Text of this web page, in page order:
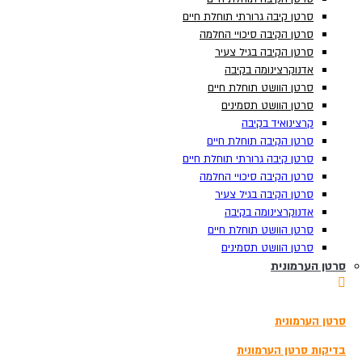
סרטן קיבה גרורתי תוחלת חיים
סרטן הקיבה סיכויי החלמה
סרטן הקיבה בגיל צעיר
אדנוקרצינומה בקיבה
סרטן הוושט תוחלת חיים
סרטן הוושט תסמינים
קרצינואיד בקיבה
סרטן הקיבה תוחלת חיים
סרטן קיבה גרורתי תוחלת חיים
סרטן הקיבה סיכויי החלמה
סרטן הקיבה בגיל צעיר
אדנוקרצינומה בקיבה
סרטן הוושט תוחלת חיים
סרטן הוושט תסמינים
סרטן הערמונית
סרטן הערמונית
בדיקות סרטן הערמונית
תוצאות
צפה בכל התוצאות
הזמנת בדיקה
3180*
בדיקת סקר לגילוי מוקדם של סרטן
סרטן קיבה גרורתי תוחלת חיים
סרטן הקיבה סיכויי החלמה
סרטן הקיבה בגיל צעיר
אדנוקרצינומה בקיבה
סרטן הוושט תוחלת חיים
סרטן הוושט תסמינים
קרצינואיד בקיבה
סרטן הקיבה תוחלת חיים
סרטן קיבה גרורתי תוחלת חיים
סרטן הקיבה סיכויי החלמה
סרטן הקיבה בגיל צעיר
אדנוקרצינומה בקיבה
סרטן הוושט תוחלת חיים
סרטן הוושט תסמינים
סרטן הערמונית
סרטן הערמונית
בדיקות סרטן הערמונית